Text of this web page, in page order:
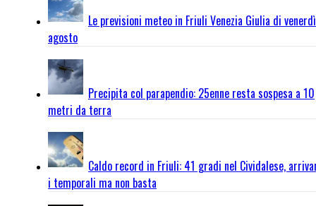
Le previsioni meteo in Friuli Venezia Giulia di
agosto
Precipita col parapendio: 25enne resta sospesa a 10
metri da terra
Caldo record in Friuli: 41 gradi nel Cividalese,
i temporali ma non basta